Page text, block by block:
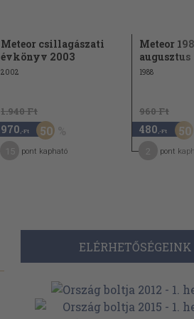
Meteor csillagászati
évkönyv 2003
2002
1.940 Ft
970 ,-Ft 50
pont kapható
Meteor
augusztus
1988
960 Ft
480 ,-Ft 50
pont
ELÉRHETŐSÉGEINK